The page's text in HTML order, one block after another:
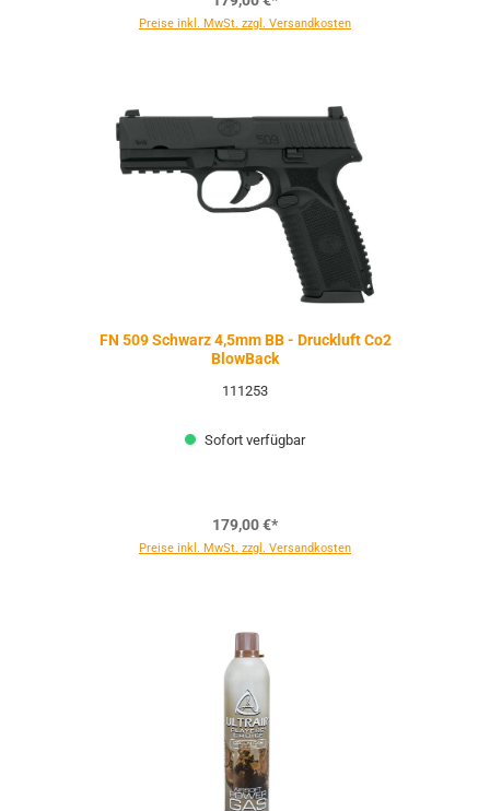
Preise inkl. MwSt. zzgl. Versandkosten
FN 509 Schwarz 4,5mm BB - Druckluft Co2
BlowBack
111253
Sofort verfügbar
179,00 €*
Preise inkl. MwSt. zzgl. Versandkosten